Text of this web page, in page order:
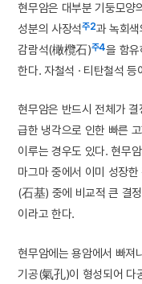
현무암은 대부분 기둥모
성분의 사장석주2과 녹회
감람석(橄欖石)주4을 함
한다. 자철석 · 티탄철석 등
현무암은 반드시 전체가
급한 냉각으로 인한 빠른
이루는 경우도 있다. 현무
마그마 중에서 이미 성장한
(石基) 중에 비교적 큰 결
이라고 한다.
현무암에는 용암에서 빠져
기공(氣孔)이 형성되어 다